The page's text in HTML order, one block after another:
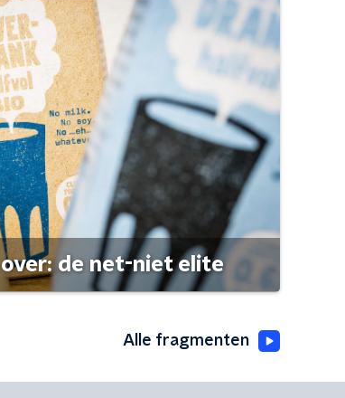
de net-niet elite
Alle fragmenten